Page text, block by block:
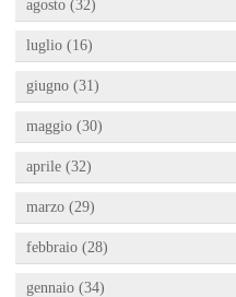
agosto (32)
luglio (16)
giugno (31)
maggio (30)
aprile (32)
marzo (29)
febbraio (28)
gennaio (34)